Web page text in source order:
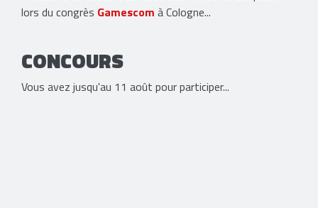
lors du congrès Gamescom à Cologne...
CONCOURS
Vous avez jusqu'au 11 août pour participer...